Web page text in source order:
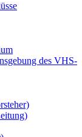
des VHS-